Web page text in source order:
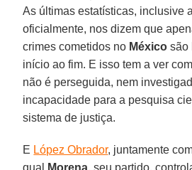
As últimas estatísticas, inclusive
oficialmente, nos dizem que
crimes cometidos no México são
início ao fim. E isso tem a ver
não é perseguida, nem
incapacidade para a pesquisa
sistema de justiça.
E López Obrador, juntamente
qual
Morena, seu partido,